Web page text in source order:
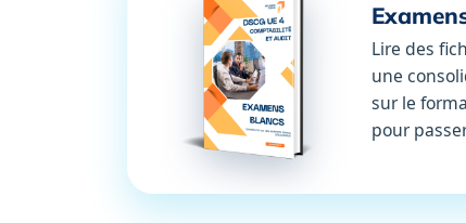
Lire des
une
sur le
pour